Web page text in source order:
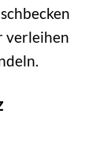
verleihen